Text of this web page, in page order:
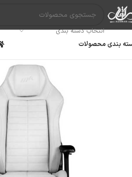
انتخاب دسته بندی
بندی محصولات